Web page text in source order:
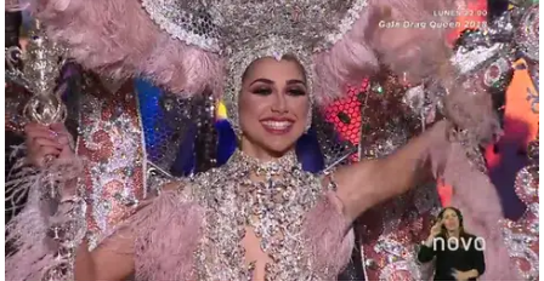
Nova
Madrid
Publicado:10 de febrero de 2018, 00:45